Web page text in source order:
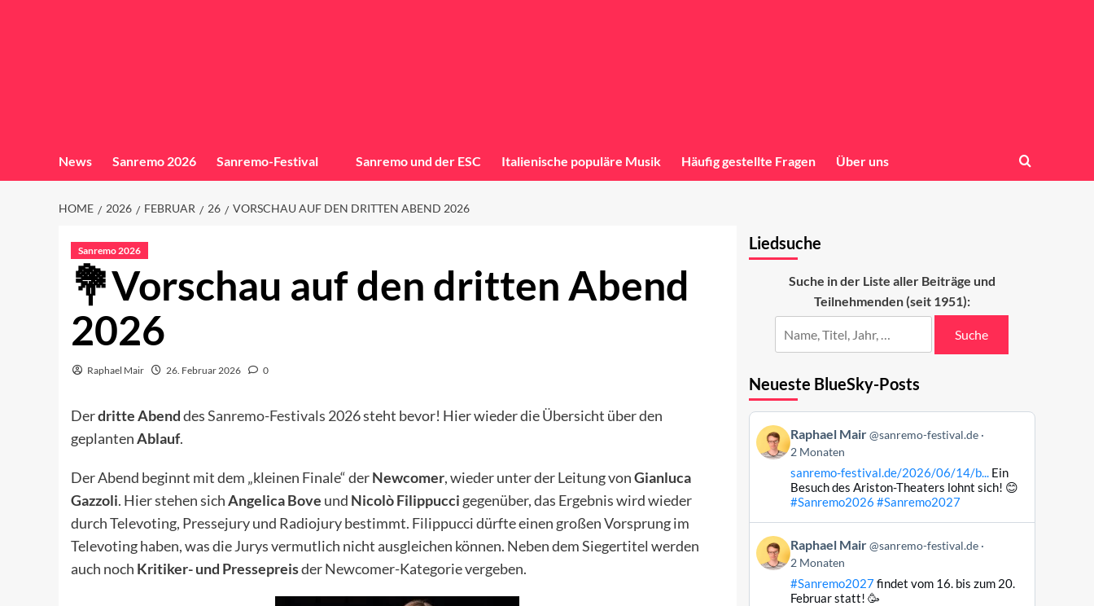
News Sanremo 2026 Sanremo-Festival Sanremo und der ESC Italienische populäre Musik Häufig gestellte Fragen Über uns
HOME 2026 FEBRUAR 26 VORSCHAU AUF DEN DRITTEN ABEND 2026
Sanremo 2026
Vorschau auf den dritten Abend
2026
Raphael Mair 26. Februar 2026 0
Derdritte AbenddesSanremo-Festivals 2026steht bevor! Hier wieder die Übersicht über den
geplantenAblauf.
Der Abend beginnt mit dem „kleinen Finale“ derNewcomer, wieder unter der Leitung vonGianluca
Gazzoli. Hier stehen sichAngelica Bove und Nicolò Filippucci gegenüber, das Ergebnis wird wieder
durch Televoting, Pressejury und Radiojury bestimmt. Filippucci dürfte einen großen Vorsprung im
Televoting haben, was die Jurys vermutlich nicht ausgleichen können. Neben dem Siegertitel werden
auch noch Kritiker- und Pressepreisder Newcomer-Kategorie vergeben.
Liedsuche
Suche in der Liste aller Beiträge und
Teilnehmenden (seit 1951):
Suche
Neueste BlueSky-Posts
Beitrag
von
Raphael
Raphael Mair @sanremo-festival.de
2 Monaten
sanremo-festival.de/2026/06/14/b...Ein
Besuch des Ariston-Theaters lohnt sich! 😊
#Sanremo2026 #Sanremo2027
Beitrag
von
Raphael
Raphael Mair @sanremo-festival.de
2 Monaten
#Sanremo2027findet vom 16. bis zum 20.
Februar statt! 🥳